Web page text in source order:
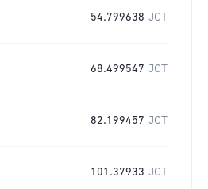
54.799638 JCT
68.499547 JCT
82.199457 JCT
101.37933 JCT